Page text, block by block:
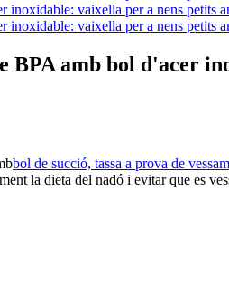
BPA amb bol d'acer
bol de succió, tassa a prova de
la dieta del nadó i evitar que es